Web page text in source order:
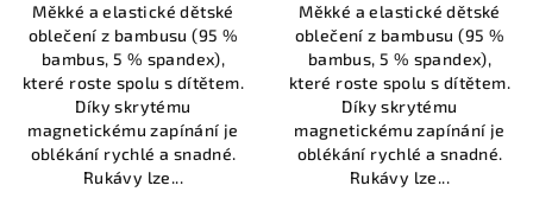
z
5
hvězdiček.
Měkké a elastické dětské
oblečení z bambusu (95 %
bambus, 5 % spandex),
které roste spolu s dítětem.
Díky skrytému
magnetickému zapínání je
oblékání rychlé a snadné.
Rukávy lze...
Měkké a elastické dětské
oblečení z bambusu (95 %
bambus, 5 % spandex),
které roste spolu s dítětem.
Díky skrytému
magnetickému zapínání je
oblékání rychlé a snadné.
Rukávy lze...